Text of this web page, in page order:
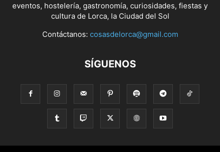
eventos, hostelería, gastronomía, curiosidades, fiestas y
cultura de Lorca, la Ciudad del Sol
Contáctanos: cosasdelorca@gmail.com
SÍGUENOS